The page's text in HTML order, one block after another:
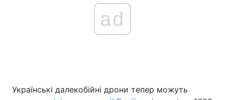
ad
Українські далекобійні дрони тепер можуть